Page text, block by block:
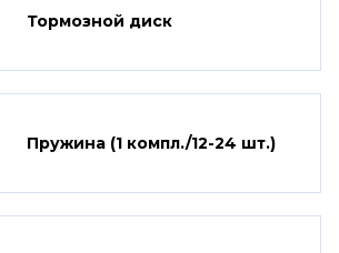
Тормозной диск
Пружина (1 компл./12-24 шт.)